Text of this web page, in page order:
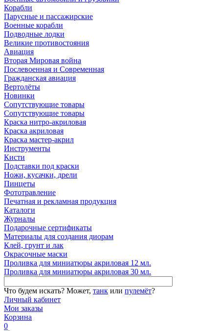
Корабли
Парусные и пассажирские
Военные корабли
Подводные лодки
Великие противостояния
Авиация
Вторая Мировая война
Послевоенная и Современная
Гражданская авиация
Вертолёты
Новинки
Сопутствующие товары
Сопутствующие товары
Краска нитро-акриловая
Краска акриловая
Краска мастер-акрил
Инструменты
Кисти
Подставки под краски
Ножи, кусачки, дрели
Пинцеты
Фототравление
Печатная и рекламная продукция
Каталоги
Журналы
Подарочные сертификаты
Материалы для создания диорам
Клей, грунт и лак
Окрасочные маски
Проливка для миниатюры акриловая 12 мл.
Проливка для миниатюры акриловая 30 мл.
Что будем искать? Может, танк или пулемёт?
Личный кабинет
Мои заказы
Корзина
0